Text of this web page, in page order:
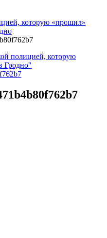
которую «прошил»
полицией, которую
Гродно"